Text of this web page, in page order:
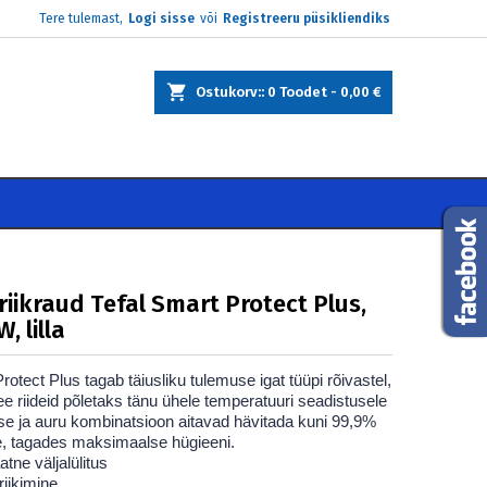
Tere tulemast, Logi sisse või Registreeru püsikliendiks
Ostukorv: 0 Toodet - 0,00 €
Tefal Smart Protect Plus,
lilla
Plus tagab täiusliku tulemuse igat tüüpi rõivastel,
riideid põletaks tänu ühele temperatuuri seadistusele
ja auru kombinatsioon aitavad hävitada kuni 99,9%
tagades maksimaalse hügieeni.
väljalülitus